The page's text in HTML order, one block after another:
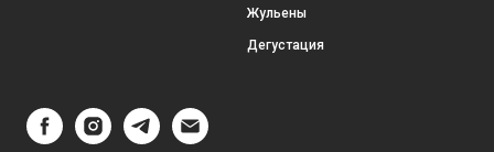
Жульены
Дегустация